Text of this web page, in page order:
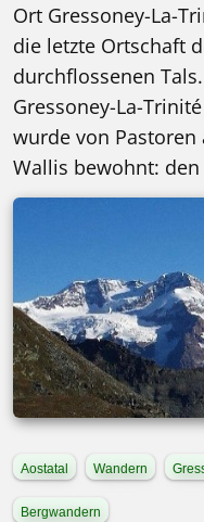
Ort Gressoney-La-
die letzte Ortschaft
durchflossenen
Gressoney-La-
wurde von
Wallis bewohnt: den
Aostatal Wandern
Bergwandern